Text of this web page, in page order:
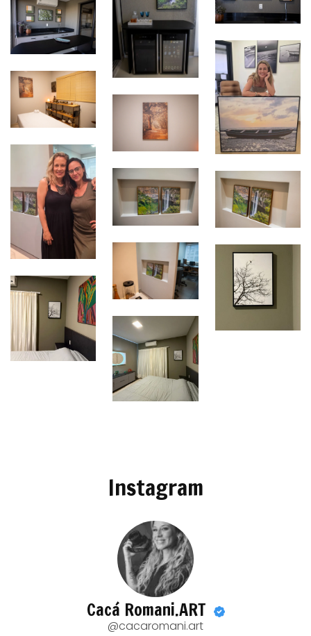
Instagram
Cacá Romani.ART
@cacaromani.art